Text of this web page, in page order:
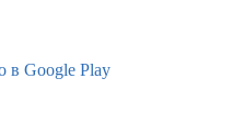
в Google Play